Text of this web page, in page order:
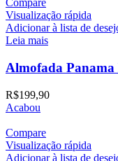
Compare
Visualização rápida
Adicionar à lista de
Leia mais
Almofada Panama
R$199,90
Acabou
Compare
Visualização rápida
Adicionar à lista de